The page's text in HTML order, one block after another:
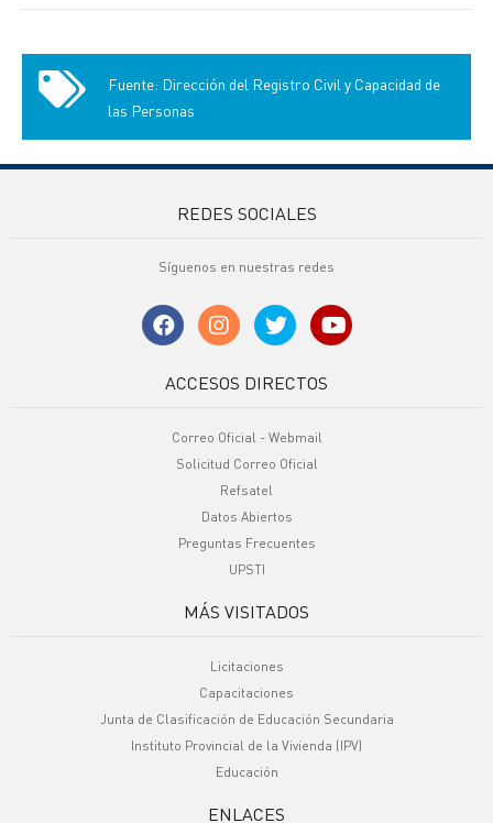
Fuente: Dirección del Registro Civil y Capacidad de
las Personas
REDES SOCIALES
Síguenos en nuestras redes
ACCESOS DIRECTOS
Correo Oficial - Webmail
Solicitud Correo Oficial
Refsatel
Datos Abiertos
Preguntas Frecuentes
UPSTI
MÁS VISITADOS
Licitaciones
Capacitaciones
Junta de Clasificación de Educación Secundaria
Instituto Provincial de la Vivienda (IPV)
Educación
ENLACES